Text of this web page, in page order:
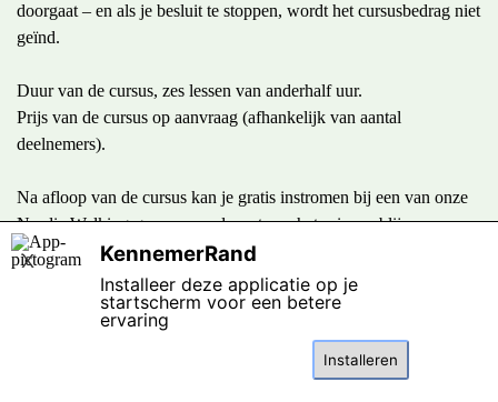
doorgaat – en als je besluit te stoppen, wordt het cursusbedrag niet
geïnd.
Duur van de cursus, zes lessen van anderhalf uur.
Prijs van de cursus op aanvraag (afhankelijk van aantal
deelnemers).
Na afloop van de cursus kan je gratis instromen bij een van onze
Nordic Walking-groepen en de rest van het seizoen blijven
genieten van deze gezonde en sociale sport.
Inschrijven Nordic Walking techniekcursus
KennemerRand
Installeer deze applicatie op je
startscherm voor een betere
ervaring
Installeren
X